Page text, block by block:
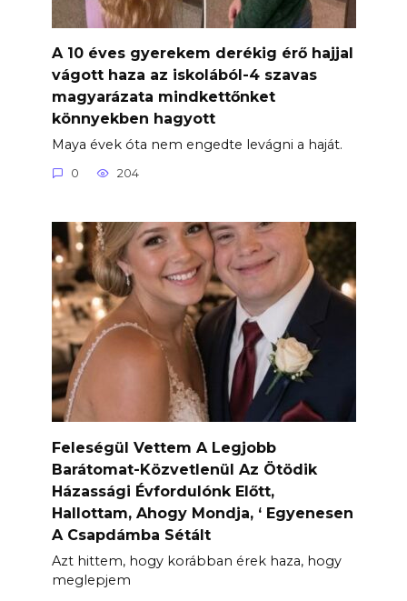
A 10 éves gyerekem derékig érő hajjal
vágott haza az iskolából-4 szavas
magyarázata mindkettőnket
könnyekben hagyott
Maya évek óta nem engedte levágni a haját.
0 204
Feleségül Vettem A Legjobb
Barátomat-Közvetlenül Az Ötödik
Házassági Évfordulónk Előtt,
Hallottam, Ahogy Mondja, ‘ Egyenesen
A Csapdámba Sétált
Azt hittem, hogy korábban érek haza, hogy
meglepjem